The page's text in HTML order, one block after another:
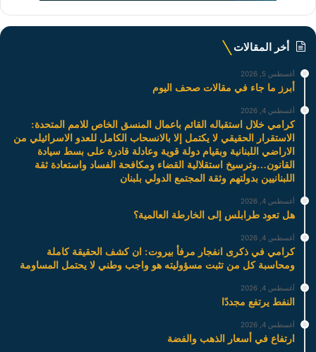
أخر المقالات
أغسطس 5, 2026
أبرز ما جاء في مقالات صحف اليوم
أغسطس 4, 2026
كرامي خلال استقباله القائم باعمال المنسق الخاص للامم المتحدة:
الاستقرار الحقيقي لا يكتمل إلا بالانسحاب الكامل للعدو الاسرائيلي من
الاراضي اللبنانية وبقيام دولة قوية وعادلة قادرة على بسط سيادة
القانون…وترسيخ استقلالية القضاء ومكافحة الفساد واستعادة ثقة
اللبنانيين بدولتهم وثقة المجتمع الدولي بلبنان
أغسطس 4, 2026
هل تعود طرابلس إلى الخارطة العالمية؟
أغسطس 4, 2026
كرامي في ذكرى انفجار مرفأ بيروت: ان كشف الحقيقة كاملة
ومحاسبة كل من تثبت مسؤوليته هو واجب وطني لا يحتمل المساومة
أغسطس 4, 2026
النفط يرتفع مجددًا
أغسطس 4, 2026
ارتفاع في أسعار الذهب والفضة